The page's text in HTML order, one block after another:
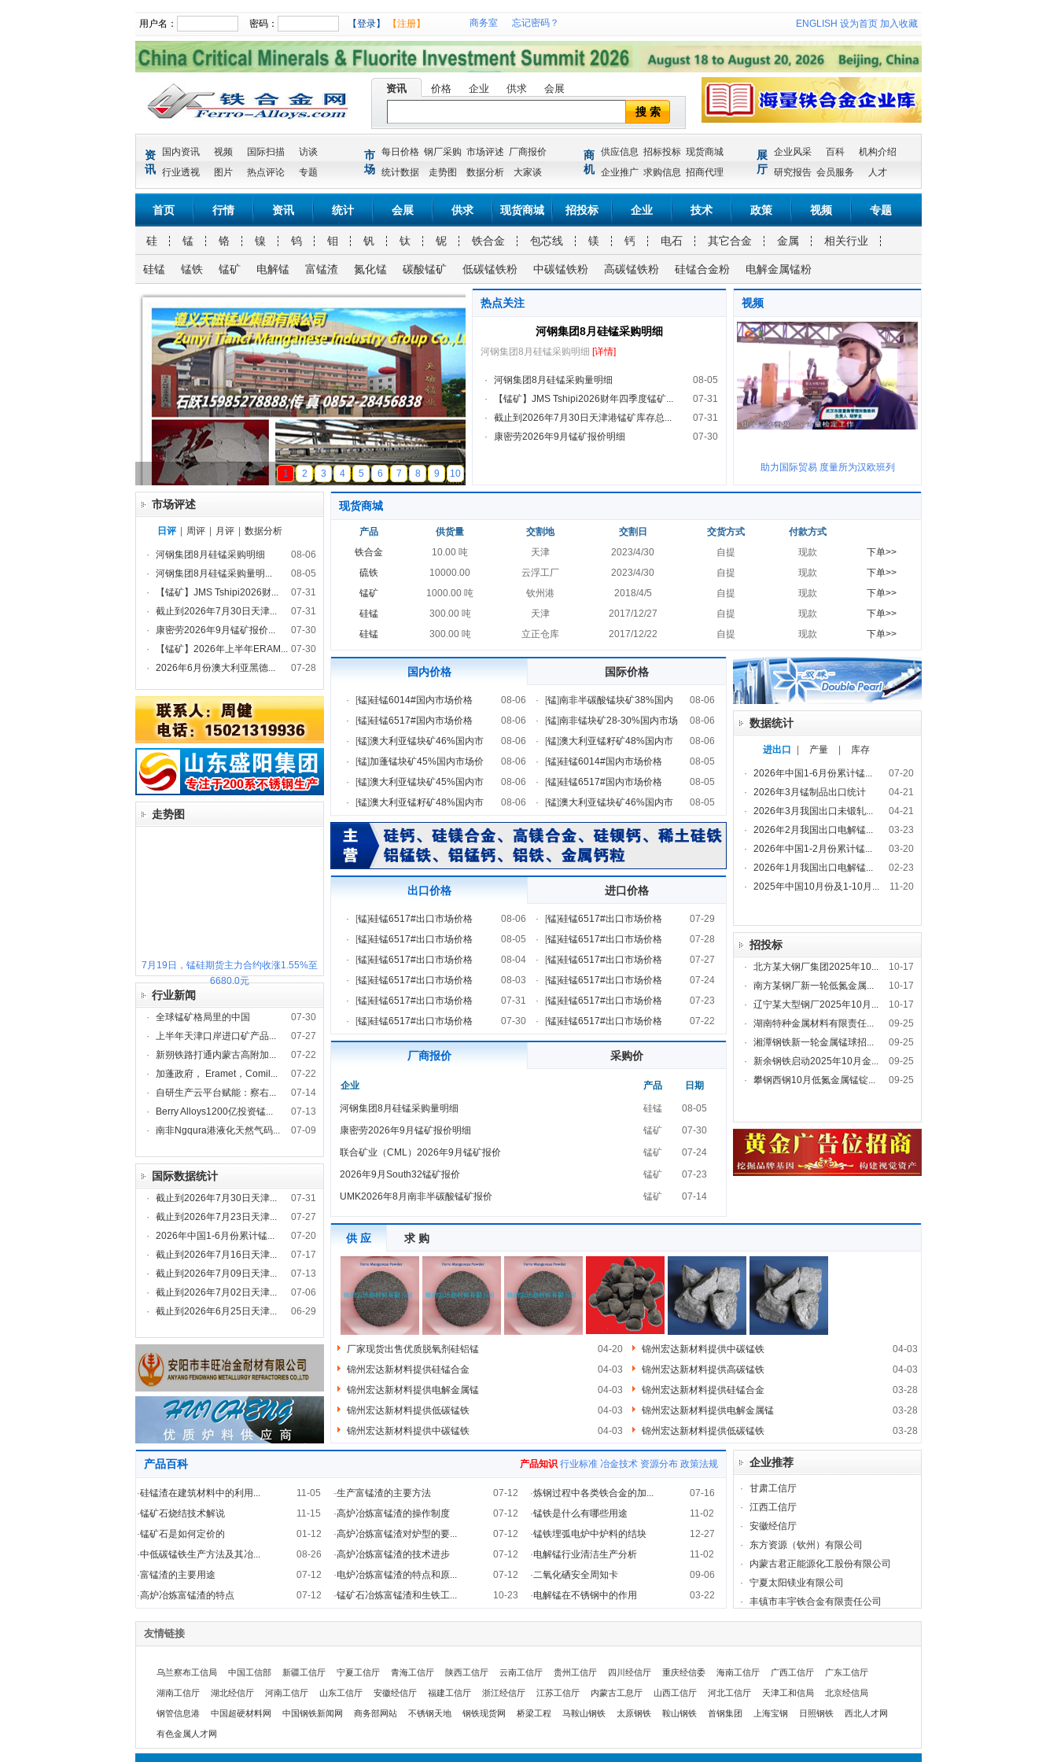
用户名： 密码： 【登录】 【注册】 商务室 忘记密码？ ENGLISH 设为首页 加入收藏
资讯 价格 企业 供求 会展
搜 索
资
讯
国内资讯 视频 国际扫描
访谈
行业透视
图片 热点评论 专题
市
场
每日价格 钢厂采购 市场评述 厂商报价
统计数据
走势图 数据分析 大家谈
商
机
供应信息 招标投标 现货商城
企业推广 求购信息 招商代理
展
厅
企业风采 百科
机构介绍
研究报告 会员服务 人才
首页 行情 资讯 统计 会展 供求 现货商城 招投标 企业 技术 政策 视频 专题
硅 锰 铬 镍 钨 钼 钒 钛 铌 铁合金 包芯线 镁 钙 电石 其它合金 金属 相关行业
硅锰 锰铁 锰矿 电解锰 富锰渣 氮化锰 碳酸锰矿 低碳锰铁粉 中碳锰铁粉 高碳锰铁粉 硅锰合金粉 电解金属锰粉
天磁锰业
1 2 3 4 5 6 7 8 9 10
热点关注
河钢集团8月硅锰采购明细
河钢集团8月硅锰采购明细 [详情]
· 河钢集团8月硅锰采购量明细
08-05
·
【锰矿】JMS Tshipi2026财年四季度锰矿...
07-31
·
截止到2026年7月30日天津港锰矿库存总...
07-31
·
康密劳2026年9月锰矿报价明细 07-30
视频
助力国际贸易 度量所为汉欧班列
市场评述
日评 周评 月评 数据分析
· 河钢集团8月硅锰采购明细
08-06
·
河钢集团8月硅锰采购量明...
08-05
·
【锰矿】JMS Tshipi2026财...
07-31
·
截止到2026年7月30日天津...
07-31
·
康密劳2026年9月锰矿报价...
07-30
·
【锰矿】2026年上半年ERAM... 07-30
·
2026年6月份澳大利亚黑德... 07-28
走势图
7月19日，锰硅期货主力合约收涨1.55%至
6680.0元
行业新闻
· 全球锰矿格局里的中国
07-30
·
上半年天津口岸进口矿产品...
07-27
·
新朔铁路打通内蒙古高附加...
07-22
·
加蓬政府， Eramet，Comil...
07-22
·
自研生产云平台赋能：察右...
07-14
·
Berry Alloys1200亿投资锰...
07-13
·
南非Ngqura港液化天然气码... 07-09
国际数据统计
· 截止到2026年7月30日天津...
07-31
·
截止到2026年7月23日天津...
07-27
·
2026年中国1-6月份累计锰...
07-20
·
截止到2026年7月16日天津...
07-17
·
截止到2026年7月09日天津...
07-13
·
截止到2026年7月02日天津...
07-06
·
截止到2026年6月25日天津... 06-29
现货商城
产品 供货量 交割地 交割日 交货方式
付款方式
铁合金
10.00 吨 天津 2023/4/30 自提 现款
下单>>
硫铁
10000.00 云浮工厂 2023/4/30 自提 现款
下单>>
锰矿
1000.00 吨 钦州港 2018/4/5 自提 现款
下单>>
硅锰
300.00 吨 天津 2017/12/27 自提 现款
下单>>
硅锰
300.00 吨 立正仓库 2017/12/22 自提 现款 下单>>
国内价格 国际价格
· [锰]硅锰6014#国内市场价格
08-06
·
[锰]硅锰6517#国内市场价格
08-06
·
[锰]澳大利亚锰块矿46%国内市
08-06
·
[锰]加蓬锰块矿45%国内市场价
08-06
·
[锰]澳大利亚锰块矿45%国内市
08-06
·
[锰]澳大利亚锰籽矿48%国内市 08-06
· [锰]南非半碳酸锰块矿38%国内
08-06
·
[锰]南非锰块矿28-30%国内市场
08-06
·
[锰]澳大利亚锰籽矿48%国内市
08-06
·
[锰]硅锰6014#国内市场价格
08-05
·
[锰]硅锰6517#国内市场价格
08-05
·
[锰]澳大利亚锰块矿46%国内市 08-05
出口价格 进口价格
· [锰]硅锰6517#出口市场价格
08-06
·
[锰]硅锰6517#出口市场价格
08-05
·
[锰]硅锰6517#出口市场价格
08-04
·
[锰]硅锰6517#出口市场价格
08-03
·
[锰]硅锰6517#出口市场价格
07-31
·
[锰]硅锰6517#出口市场价格 07-30
· [锰]硅锰6517#出口市场价格
07-29
·
[锰]硅锰6517#出口市场价格
07-28
·
[锰]硅锰6517#出口市场价格
07-27
·
[锰]硅锰6517#出口市场价格
07-24
·
[锰]硅锰6517#出口市场价格
07-23
·
[锰]硅锰6517#出口市场价格 07-22
厂商报价 采购价
企业 产品 日期
河钢集团8月硅锰采购量明细 硅锰
08-05
康密劳2026年9月锰矿报价明细
锰矿
07-30
联合矿业（CML）2026年9月锰矿报价
锰矿
07-24
2026年9月South32锰矿报价
锰矿
07-23
UMK2026年8月南非半碳酸锰矿报价
锰矿 07-14
数据统计
进出口 产量 库存
· 2026年中国1-6月份累计锰...
07-20
·
2026年3月锰制品出口统计
04-21
·
2026年3月我国出口未锻轧...
04-21
·
2026年2月我国出口电解锰...
03-23
·
2026年中国1-2月份累计锰...
03-20
·
2026年1月我国出口电解锰...
02-23
·
2025年中国10月份及1-10月... 11-20
招投标
· 北方某大钢厂集团2025年10...
10-17
·
南方某钢厂新一轮低氮金属...
10-17
·
辽宁某大型钢厂2025年10月...
10-17
·
湖南特种金属材料有限责任...
09-25
·
湘潭钢铁新一轮金属锰球招...
09-25
·
新余钢铁启动2025年10月金...
09-25
·
攀钢西钢10月低氮金属锰锭... 09-25
供 应 求 购
厂家现货出售优质脱氧剂硅铝锰
04-20
锦州宏达新材料提供硅锰合金
04-03
锦州宏达新材料提供电解金属锰
04-03
锦州宏达新材料提供低碳锰铁
04-03
锦州宏达新材料提供中碳锰铁
04-03
锦州宏达新材料提供中碳锰铁
04-03
锦州宏达新材料提供高碳锰铁
04-03
锦州宏达新材料提供硅锰合金
03-28
锦州宏达新材料提供电解金属锰
03-28
锦州宏达新材料提供低碳锰铁
03-28
产品百科 产品知识 行业标准 冶金技术 资源分布 政策法规
·硅锰渣在建筑材料中的利用...
11-05
·锰矿石烧结技术解说
11-15
·锰矿石是如何定价的
01-12
·中低碳锰铁生产方法及其冶...
08-26
·富锰渣的主要用途
07-12
·高炉冶炼富锰渣的特点 07-12
·生产富锰渣的主要方法
07-12
·高炉冶炼富锰渣的操作制度
07-12
·高炉冶炼富锰渣对炉型的要...
07-12
·高炉冶炼富锰渣的技术进步
07-12
·电炉冶炼富锰渣的特点和原...
07-12
·锰矿石冶炼富锰渣和生铁工... 10-23
·炼钢过程中各类铁合金的加...
07-16
·锰铁是什么有哪些用途
11-02
·锰铁埋弧电炉中炉料的结块
12-27
·电解锰行业清洁生产分析
11-02
·二氧化硒安全周知卡
09-06
·电解锰在不锈钢中的作用 03-22
企业推荐
·
甘肃工信厅
·
江西工信厅
·
安徽经信厅
·
东方资源（钦州）有限公司
·
内蒙古君正能源化工股份有限公司
·
宁夏太阳镁业有限公司
·
丰镇市丰宇铁合金有限责任公司
友情链接
乌兰察布工信局 中国工信部 新疆工信厅 宁夏工信厅 青海工信厅 陕西工信厅 云南工信厅 贵州工信厅 四川经信厅 重庆经信委 海南工信厅 广西工信厅 广东工信厅
湖南工信厅 湖北经信厅 河南工信厅 山东工信厅 安徽经信厅 福建工信厅 浙江经信厅 江苏工信厅 内蒙古工息厅 山西工信厅 河北工信厅 天津工和信局 北京经信局
钢管信息港 中国超硬材料网 中国钢铁新闻网 商务部网站 不锈钢天地 钢铁现货网 桥梁工程 马鞍山钢铁 太原钢铁 鞍山钢铁 首钢集团 上海宝钢 日照钢铁 西北人才网
有色金属人才网